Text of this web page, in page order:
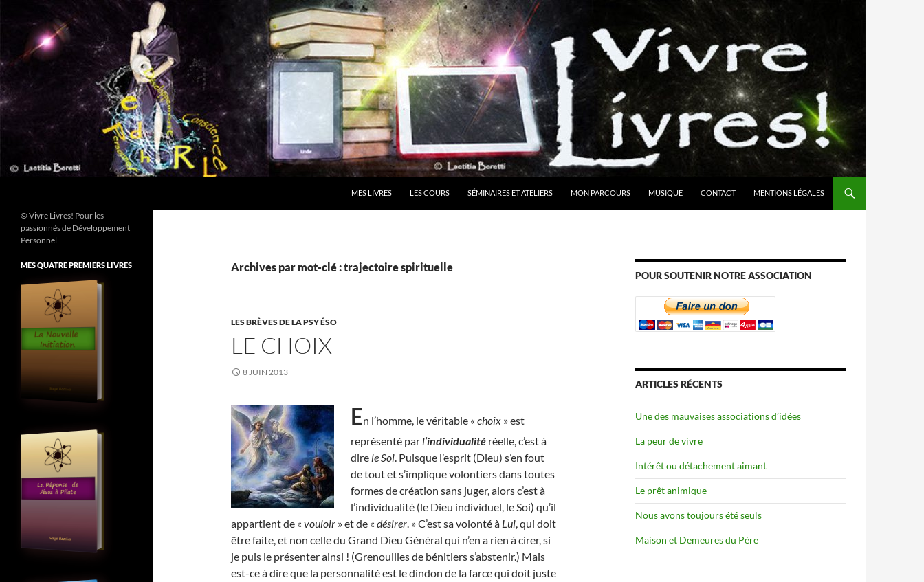
contenu
MES LIVRES LES COURS SÉMINAIRES ET ATELIERS MON PARCOURS MUSIQUE CONTACT MENTIONS LÉGALES
Archives par mot-clé : trajectoire spirituelle
LES BRÈVES DE LA PSY ÉSO
LE CHOIX
8 JUIN 2013
En l’homme, le véritable « choix » est
représenté par l’individualité réelle, c’est à
dire le Soi. Puisque l’esprit (Dieu) s’en fout
de tout et s’implique volontiers dans toutes
formes de création sans juger, alors c’est à
l’individualité (le Dieu individuel, le Soi) qu’il
appartient de « vouloir » et de « désirer. » C’est sa volonté à Lui, qui doit
être faite, et non celle du Grand Dieu Général qui n’en a rien à cirer, si
je puis le présenter ainsi ! (Grenouilles de bénitiers s’abstenir.) Mais
est-ce à dire que la personnalité est le dindon de la farce qui doit juste
POUR SOUTENIR NOTRE ASSOCIATION
ARTICLES RÉCENTS
Une des mauvaises associations d’idées
La peur de vivre
Intérêt ou détachement aimant
Le prêt animique
Nous avons toujours été seuls
Maison et Demeures du Père
© Vivre Livres! Pour les
passionnés de Développement
Personnel
MES QUATRE PREMIERS LIVRES